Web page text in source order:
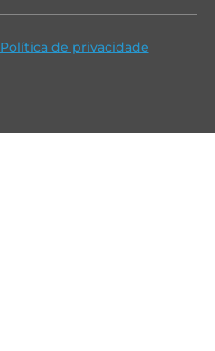
Política de privacidade